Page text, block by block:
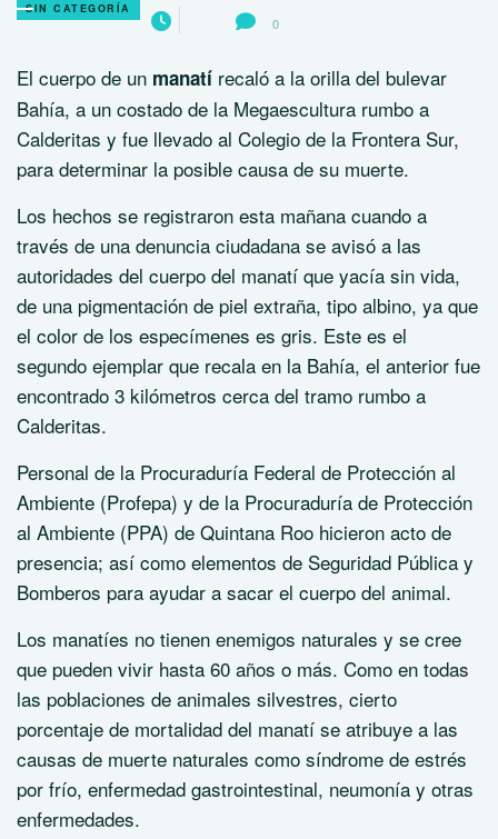
SIN CATEGORÍA
0
El cuerpo de un manatí recaló a la orilla del bulevar
Bahía, a un costado de la Megaescultura rumbo a
Calderitas y fue llevado al Colegio de la Frontera Sur,
para determinar la posible causa de su muerte.
Los hechos se registraron esta mañana cuando a
través de una denuncia ciudadana se avisó a las
autoridades del cuerpo del manatí que yacía sin vida,
de una pigmentación de piel extraña, tipo albino, ya que
el color de los especímenes es gris. Este es el
segundo ejemplar que recala en la Bahía, el anterior fue
encontrado 3 kilómetros cerca del tramo rumbo a
Calderitas.
Personal de la Procuraduría Federal de Protección al
Ambiente (Profepa) y de la Procuraduría de Protección
al Ambiente (PPA) de Quintana Roo hicieron acto de
presencia; así como elementos de Seguridad Pública y
Bomberos para ayudar a sacar el cuerpo del animal.
Los manatíes no tienen enemigos naturales y se cree
que pueden vivir hasta 60 años o más. Como en todas
las poblaciones de animales silvestres, cierto
porcentaje de mortalidad del manatí se atribuye a las
causas de muerte naturales como síndrome de estrés
por frío, enfermedad gastrointestinal, neumonía y otras
enfermedades.